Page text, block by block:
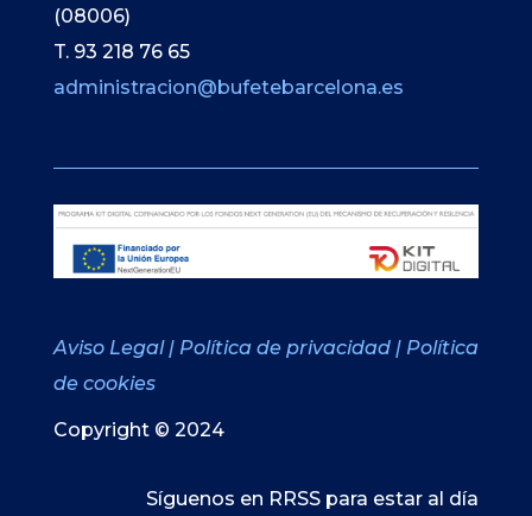
(08006)
T. 93 218 76 65
administracion@bufetebarcelona.es
Aviso Legal | Política de privacidad | Política
de cookies
Copyright © 2024
Síguenos en RRSS para estar al día